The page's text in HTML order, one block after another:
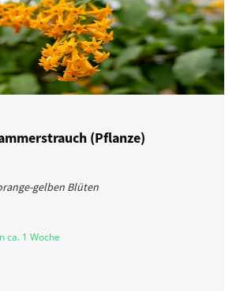
(Pflanze)
gelben Blüten
ca. 1 Woche